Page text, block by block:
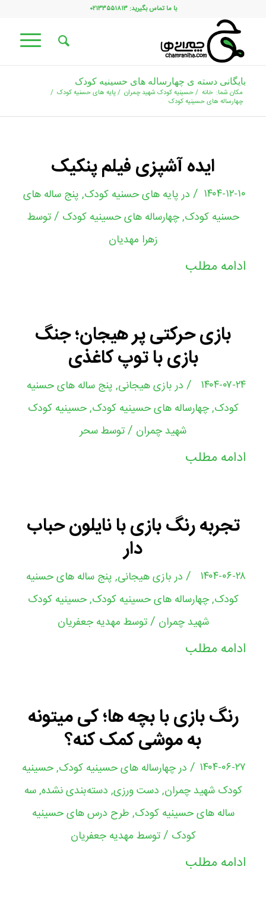
با ما تماس بگیرید: ۰۲۱۳۳۵۵۱۸۱۳
بایگانی دسته ی چهارساله های حسینیه کودک
مکان شما: خانه /حسینیه کودک شهید چمران /پایه های حسنیه کودک /
چهارساله های حسینیه کودک
ایده آشپزی فیلم پنکیک
۱۴۰۴-۱۲-۱۰ / درپایه های حسنیه کودک, پنج ساله های
حسنیه کودک,چهارساله های حسینیه کودک /توسط
زهرا مهدیان
ادامه مطلب
بازی حرکتی پر هیجان؛ جنگ
بازی با توپ کاغذی
۱۴۰۴-۰۷-۲۴ / دربازی هیجانی, پنج ساله های حسنیه
کودک,چهارساله های حسینیه کودک,حسینیه کودک
شهید چمران /توسطسحر
ادامه مطلب
تجربه رنگ بازی با نایلون حباب
دار
۱۴۰۴-۰۶-۲۸ / دربازی هیجانی, پنج ساله های حسنیه
کودک,چهارساله های حسینیه کودک,حسینیه کودک
شهید چمران /توسط مهدیه جعفریان
ادامه مطلب
رنگ بازی با بچه ها؛ کی میتونه
به موشی کمک کنه؟
۱۴۰۴-۰۶-۲۷ / درچهارساله های حسینیه کودک,حسینیه
کودک شهید چمران, دست ورزی, دسته‌بندی نشده,سه
ساله های حسینیه کودک, طرح درس های حسینیه
کودک /توسط مهدیه جعفریان
ادامه مطلب